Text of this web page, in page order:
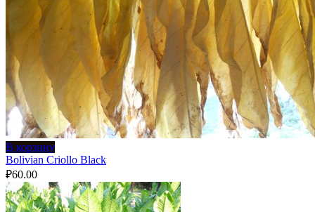
В корзину
Bolivian Criollo Black
₽60.00